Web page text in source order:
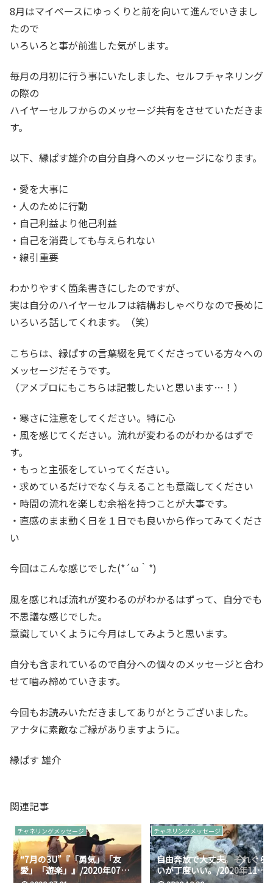
8月はマイペースにゆっくりと前を向いて進んでいきまし
たので
いろいろと事が前進した気がします。
毎月の月初に行う事にいたしました、セルフチャネリング
の際の
ハイヤーセルフからのメッセージ共有をさせていただきま
す。
以下、縁ぱす雄介の自分自身へのメッセージになります。
・愛を大事に
・人のために行動
・自己利益より他己利益
・自己を消費しても与えられない
・線引重要
わかりやすく箇条書きにしたのですが、
実は自分のハイヤーセルフは結構おしゃべりなので長めに
いろいろ話してくれます。（笑）
こちらは、縁ぱすの言葉綴を見てくださっている方々への
メッセージだそうです。
（アメブロにもこちらは記載したいと思います…！）
・寒さに注意をしてください。特に心
・風を感じてください。流れが変わるのがわかるはずで
す。
・もっと主張をしていってください。
・求めているだけでなく与えることも意識してください
・時間の流れを楽しむ余裕を持つことが大事です。
・直感のまま動く日を１日でも良いから作ってみてくださ
い
今回はこんな感じでした(*´ω｀*)
風を感じれば流れが変わるのがわかるはずって、自分でも
不思議な感じでした。
意識していくように今月はしてみようと思います。
自分も含まれているので自分への個々のメッセージと合わ
せて噛み締めていきます。
今回もお読みいただきましてありがとうございました。
アナタに素敵なご縁がありますように。
縁ぱす 雄介
関連記事
チャネリングメッセージ
“7月の3U”『「勇気」「友
愛」「遊楽」』/2020年07月
チャネリングメッセージ
自由奔放で大丈夫。それぐら
いが丁度いい。/2020年11月